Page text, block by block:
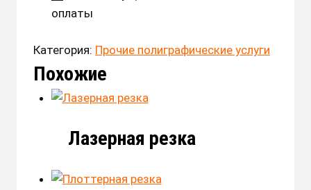
оплаты
Категория: Прочие полиграфические услуги
Похожие
Лазерная резка